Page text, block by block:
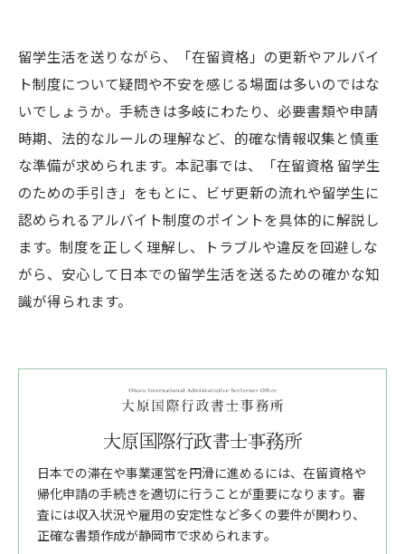
留学生活を送りながら、「在留資格」の更新やアルバイ
ト制度について疑問や不安を感じる場面は多いのではな
いでしょうか。手続きは多岐にわたり、必要書類や申請
時期、法的なルールの理解など、的確な情報収集と慎重
な準備が求められます。本記事では、「在留資格 留学生
のための手引き」をもとに、ビザ更新の流れや留学生に
認められるアルバイト制度のポイントを具体的に解説し
ます。制度を正しく理解し、トラブルや違反を回避しな
がら、安心して日本での留学生活を送るための確かな知
識が得られます。
大原国際行政書士事務所
日本での滞在や事業運営を円滑に進めるには、在留資格や
帰化申請の手続きを適切に行うことが重要になります。審
査には収入状況や雇用の安定性など多くの要件が関わり、
正確な書類作成が静岡市で求められます。